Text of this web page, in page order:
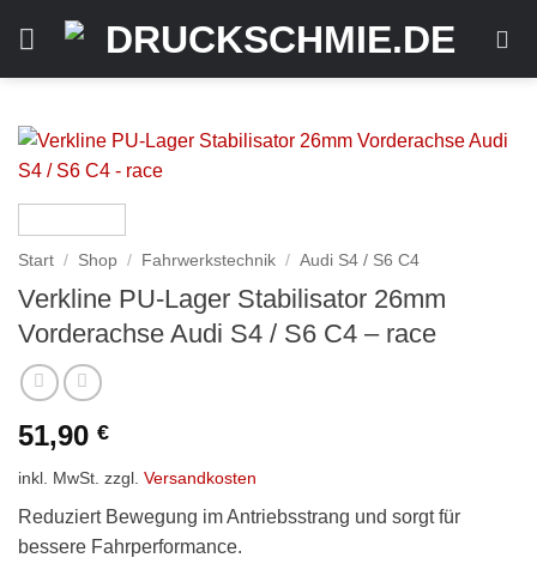
Inhalt
springen
Start / Shop / Fahrwerkstechnik / Audi S4 / S6 C4
Verkline PU-Lager Stabilisator 26mm
Vorderachse Audi S4 / S6 C4 – race
51,90 €
inkl. MwSt. zzgl. Versandkosten
Reduziert Bewegung im Antriebsstrang und sorgt für
bessere Fahrperformance.